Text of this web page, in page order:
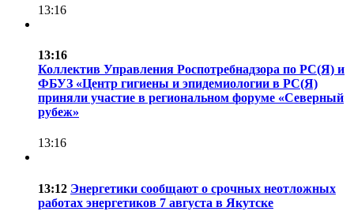
13:16
13:16
Коллектив Управления Роспотребнадзора по РС(Я) и
ФБУЗ «Центр гигиены и эпидемиологии в РС(Я)
приняли участие в региональном форуме «Северный
рубеж»
13:16
13:12 Энергетики сообщают о срочных неотложных
работах энергетиков 7 августа в Якутске